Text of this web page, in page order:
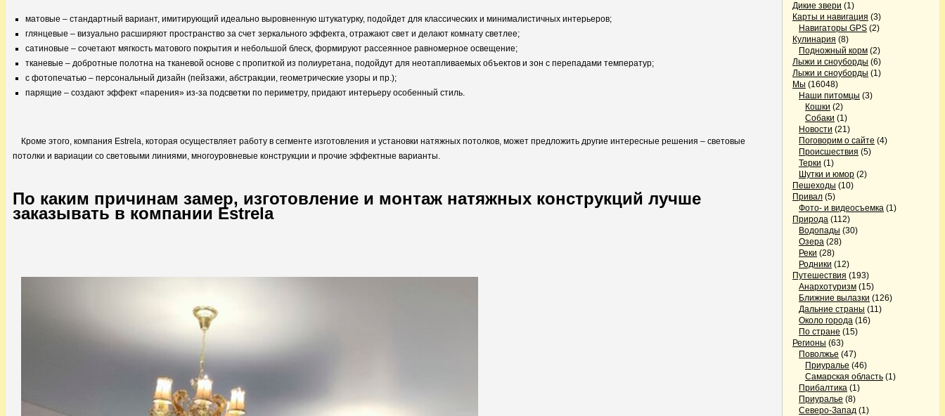
матовые – стандартный вариант, имитирующий идеально выровненную штукатурку, подойдет для классических и минималистичных интерьеров;
глянцевые – визуально расширяют пространство за счет зеркального эффекта, отражают свет и делают комнату светлее;
сатиновые – сочетают мягкость матового покрытия и небольшой блеск, формируют рассеянное равномерное освещение;
тканевые – добротные полотна на тканевой основе с пропиткой из полиуретана, подойдут для неотапливаемых объектов и зон с перепадами температур;
с фотопечатью – персональный дизайн (пейзажи, абстракции, геометрические узоры и пр.);
парящие – создают эффект «парения» из-за подсветки по периметру, придают интерьеру особенный стиль.
Кроме этого, компания Estrela, которая осуществляет работу в сегменте изготовления и установки натяжных потолков, может предложить другие интересные решения – световые
потолки и вариации со световыми линиями, многоуровневые конструкции и прочие эффектные варианты.
По каким причинам замер, изготовление и монтаж натяжных конструкций лучше
заказывать в компании Estrela
Дикие звери (1)
Карты и навигация (3)
Навигаторы GPS (2)
Кулинария (8)
Подножный корм (2)
Лыжи и сноуборды (6)
Лыжи и сноуборды (1)
Мы (16048)
Наши питомцы (3)
Кошки (2)
Собаки (1)
Новости (21)
Поговорим о сайте (4)
Происшествия (5)
Терки (1)
Шутки и юмор (2)
Пешеходы (10)
Привал (5)
Фото- и видеосъемка (1)
Природа (112)
Водопады (30)
Озера (28)
Реки (28)
Родники (12)
Путешествия (193)
Анархотуризм (15)
Ближние вылазки (126)
Дальние страны (11)
Около города (16)
По стране (15)
Регионы (63)
Поволжье (47)
Приуралье (46)
Самарская область (1)
Прибалтика (1)
Приуралье (8)
Северо-Запад (1)